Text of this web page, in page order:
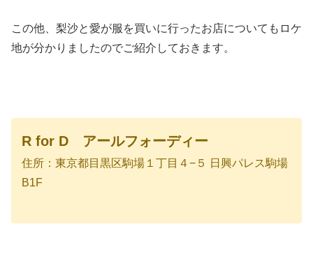
この他、梨沙と愛が服を買いに行ったお店についてもロケ
地が分かりましたのでご紹介しておきます。
R for D アールフォーディー
住所：東京都目黒区駒場１丁目４−５ 日興パレス駒場
B1F